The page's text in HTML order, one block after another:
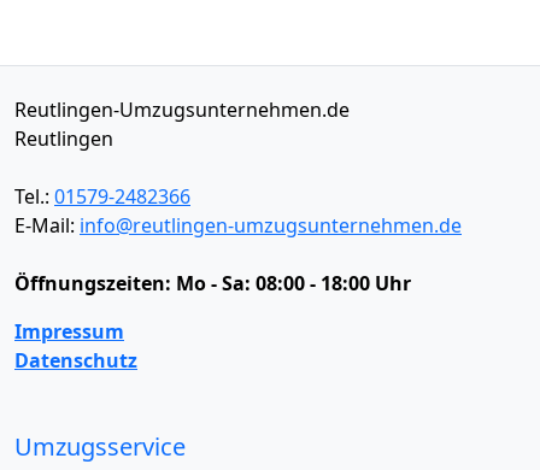
Reutlingen-Umzugsunternehmen.de
Reutlingen
Tel.: 01579-2482366
E-Mail: info@reutlingen-umzugsunternehmen.de
Öffnungszeiten: Mo - Sa: 08:00 - 18:00 Uhr
Impressum
Datenschutz
Umzugsservice